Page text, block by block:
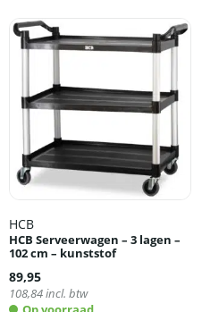
HCB
HCB Serveerwagen – 3 lagen –
102 cm – kunststof
89,95
108,84incl. btw